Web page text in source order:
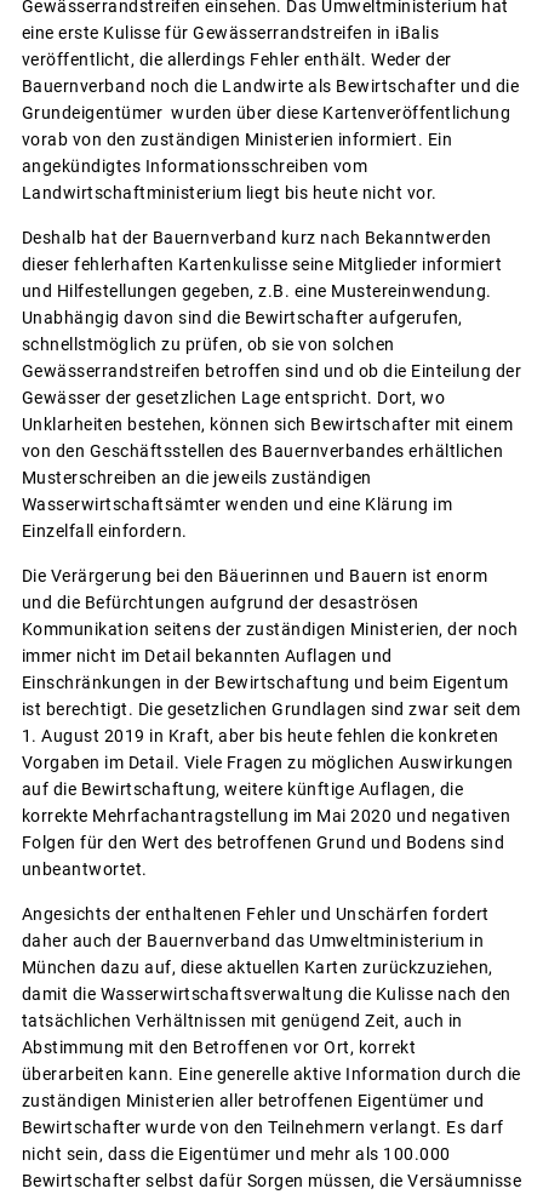
Gewässerrandstreifen einsehen. Das Umweltministerium hat
eine erste Kulisse für Gewässerrandstreifen in iBalis
veröffentlicht, die allerdings Fehler enthält. Weder der
Bauernverband noch die Landwirte als Bewirtschafter und die
Grundeigentümer wurden über diese Kartenveröffentlichung
vorab von den zuständigen Ministerien informiert. Ein
angekündigtes Informationsschreiben vom
Landwirtschaftministerium liegt bis heute nicht vor.
Deshalb hat der Bauernverband kurz nach Bekanntwerden
dieser fehlerhaften Kartenkulisse seine Mitglieder informiert
und Hilfestellungen gegeben, z.B. eine Mustereinwendung.
Unabhängig davon sind die Bewirtschafter aufgerufen,
schnellstmöglich zu prüfen, ob sie von solchen
Gewässerrandstreifen betroffen sind und ob die Einteilung der
Gewässer der gesetzlichen Lage entspricht. Dort, wo
Unklarheiten bestehen, können sich Bewirtschafter mit einem
von den Geschäftsstellen des Bauernverbandes erhältlichen
Musterschreiben an die jeweils zuständigen
Wasserwirtschaftsämter wenden und eine Klärung im
Einzelfall einfordern.
Die Verärgerung bei den Bäuerinnen und Bauern ist enorm
und die Befürchtungen aufgrund der desaströsen
Kommunikation seitens der zuständigen Ministerien, der noch
immer nicht im Detail bekannten Auflagen und
Einschränkungen in der Bewirtschaftung und beim Eigentum
ist berechtigt. Die gesetzlichen Grundlagen sind zwar seit dem
1. August 2019 in Kraft, aber bis heute fehlen die konkreten
Vorgaben im Detail. Viele Fragen zu möglichen Auswirkungen
auf die Bewirtschaftung, weitere künftige Auflagen, die
korrekte Mehrfachantragstellung im Mai 2020 und negativen
Folgen für den Wert des betroffenen Grund und Bodens sind
unbeantwortet.
Angesichts der enthaltenen Fehler und Unschärfen fordert
daher auch der Bauernverband das Umweltministerium in
München dazu auf, diese aktuellen Karten zurückzuziehen,
damit die Wasserwirtschaftsverwaltung die Kulisse nach den
tatsächlichen Verhältnissen mit genügend Zeit, auch in
Abstimmung mit den Betroffenen vor Ort, korrekt
überarbeiten kann. Eine generelle aktive Information durch die
zuständigen Ministerien aller betroffenen Eigentümer und
Bewirtschafter wurde von den Teilnehmern verlangt. Es darf
nicht sein, dass die Eigentümer und mehr als 100.000
Bewirtschafter selbst dafür Sorgen müssen, die Versäumnisse